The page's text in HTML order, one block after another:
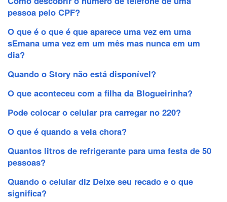
pessoa pelo CPF?
O que é o que é que aparece uma vez em uma
sEmana uma vez em um mês mas nunca em um
dia?
Quando o Story não está disponível?
O que aconteceu com a filha da Blogueirinha?
Pode colocar o celular pra carregar no 220?
O que é quando a vela chora?
Quantos litros de refrigerante para uma festa de 50
pessoas?
Quando o celular diz Deixe seu recado e o que
significa?